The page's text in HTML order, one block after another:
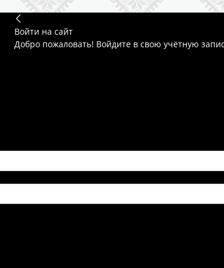
Войти на сайт
Добро пожаловать! Войдите в свою учётную